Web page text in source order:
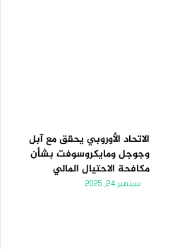
الاتحاد الأوروبي يحقق مع آبل
وجوجل ومايكروسوفت بشأن
مكافحة الاحتيال المالي
سبتمبر 24, 2025